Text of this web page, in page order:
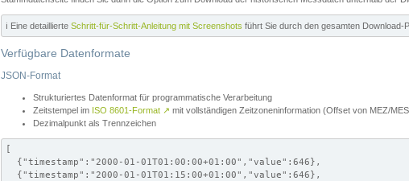
ℹ️ Eine detaillierte Schritt-für-Schritt-Anleitung mit Screenshots führt Sie durch den gesamten Download-
Verfügbare Datenformate
JSON-Format
Strukturiertes Datenformat für programmatische Verarbeitung
Zeitstempel im ISO 8601-Format ↗ mit vollständigen Zeitzoneninformation (Offset von MEZ/
Dezimalpunkt als Trennzeichen
[
  {"timestamp":"2000-01-01T01:00:00+01:00","value":646},
  {"timestamp":"2000-01-01T01:15:00+01:00","value":646},